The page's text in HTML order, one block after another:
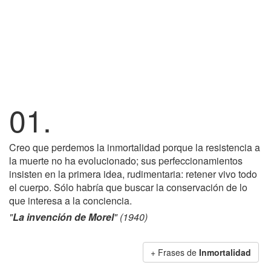
01.
Creo que perdemos la inmortalidad porque la resistencia a
la muerte no ha evolucionado; sus perfeccionamientos
insisten en la primera idea, rudimentaria: retener vivo todo
el cuerpo. Sólo habría que buscar la conservación de lo
que interesa a la conciencia.
"La invención de Morel" (1940)
+ Frases de Inmortalidad